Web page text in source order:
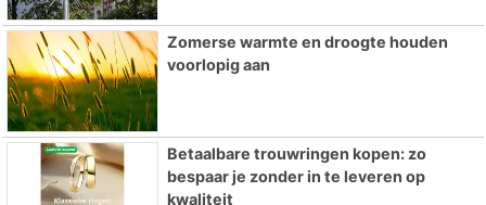
Zomerse warmte en droogte houden
voorlopig aan
Betaalbare trouwringen kopen: zo
bespaar je zonder in te leveren op
kwaliteit